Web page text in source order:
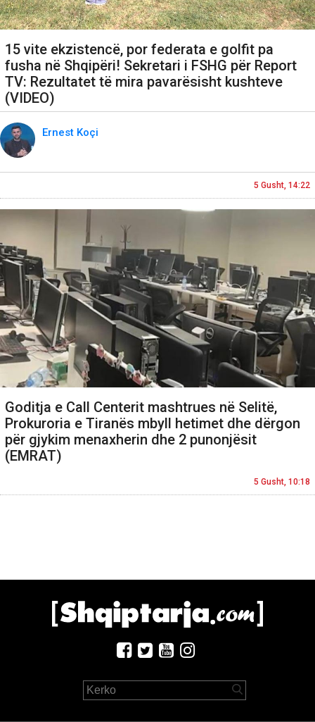
15 vite ekzistencë, por federata e golfit pa
fusha në Shqipëri! Sekretari i FSHG për Report
TV: Rezultatet të mira pavarësisht kushteve
(VIDEO)
Ernest Koçi
5 Gusht, 14:22
Goditja e Call Centerit mashtrues në Selitë,
Prokuroria e Tiranës mbyll hetimet dhe dërgon
për gjykim menaxherin dhe 2 punonjësit
(EMRAT)
5 Gusht, 10:18